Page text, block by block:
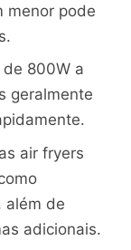
menor pode
800W a
geralmente
air fryers
além de
adicionais.